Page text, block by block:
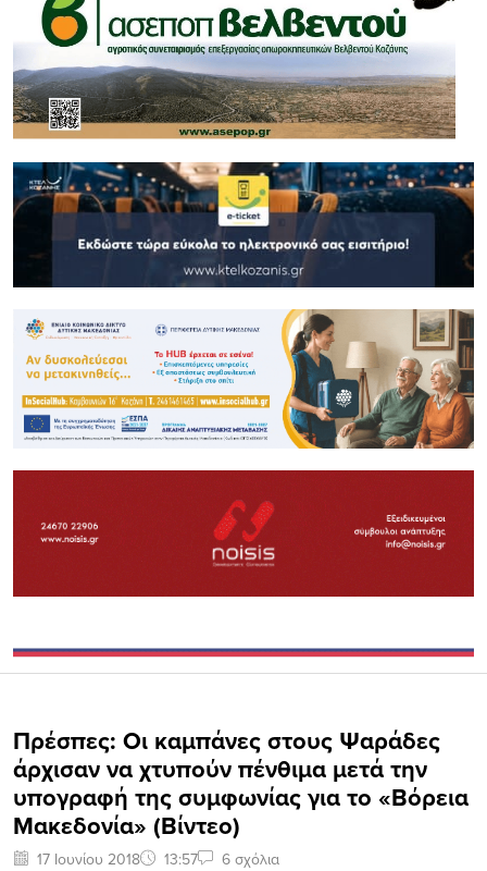
Πρέσπες: Οι καμπάνες στους Ψαράδες
άρχισαν να χτυπούν πένθιμα μετά την
υπογραφή της συμφωνίας για το «Βόρεια
Μακεδονία» (Bίντεο)
17 Ιουνίου 2018 13:57 6 σχόλια